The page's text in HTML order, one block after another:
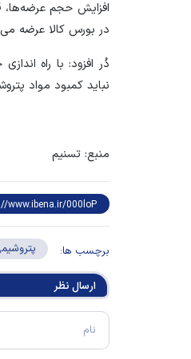
در بورس کالا عرضه می‌شد، که هم
دُر افزود: با راه
نباید کمبود مواد
منبع: تسنیم
برچسب ها:
ارسال‌ نظر